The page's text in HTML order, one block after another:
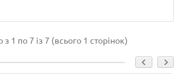
з 1 по 7 із 7 (всього 1 сторінок)